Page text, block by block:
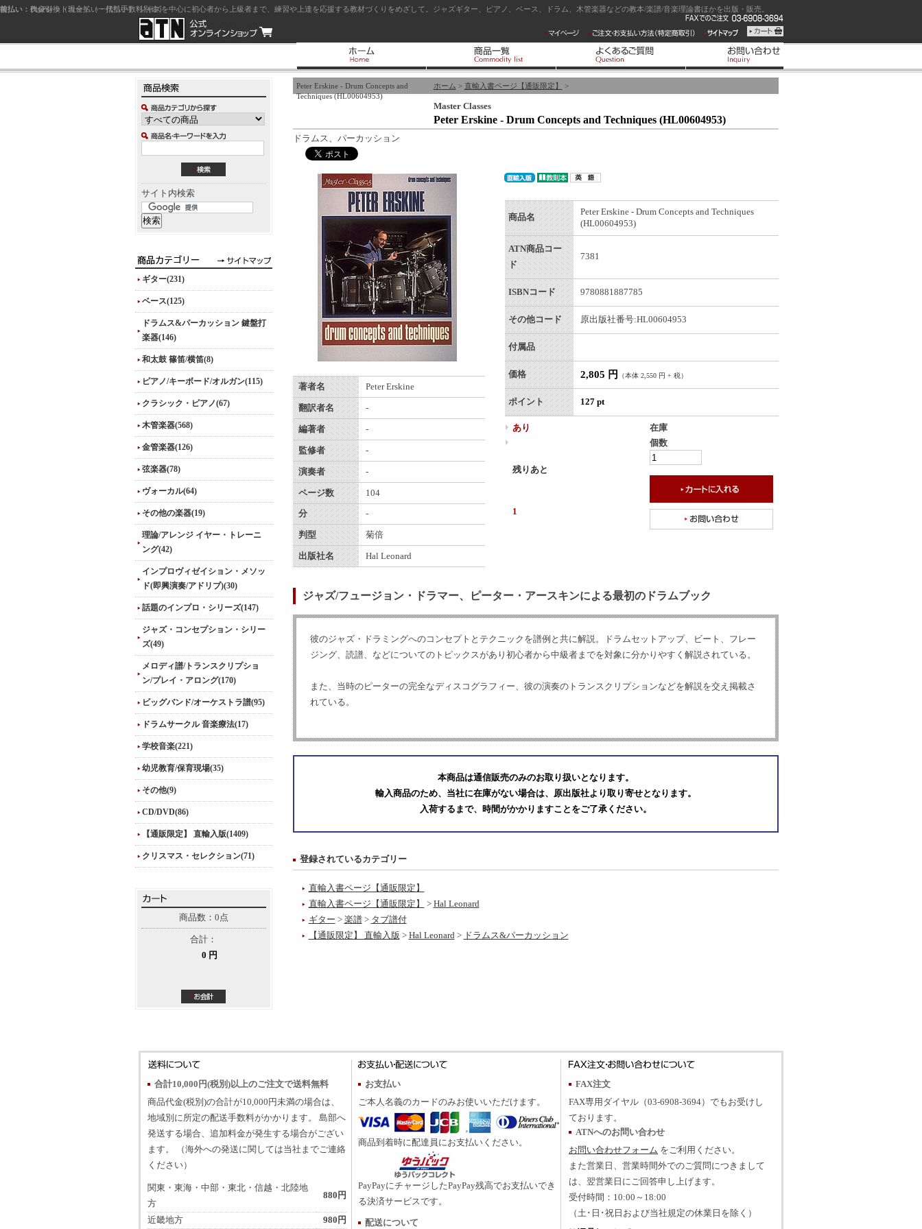
ジャズを中心に初心者から上級者まで、練習や上達を応援する教材づくりをめざして。ジャズギター、ピアノ、ベース、ドラム、木管楽器などの教本/楽譜/音楽理論書ほかを出版・販売。
サイト内検索
ギター(231)
ベース(125)
ドラムス&パーカッション 鍵盤打
楽器(146)
和太鼓 篠笛/横笛(8)
ピアノ/キーボード/オルガン(115)
クラシック・ピアノ(67)
木管楽器(568)
金管楽器(126)
弦楽器(78)
ヴォーカル(64)
その他の楽器(19)
理論/アレンジ イヤー・トレーニ
ング(42)
インプロヴィゼイション・メソッ
ド(即興演奏/アドリブ)(30)
話題のインプロ・シリーズ(147)
ジャズ・コンセプション・シリー
ズ(49)
メロディ譜/トランスクリプショ
ン/プレイ・アロング(170)
ビッグバンド/オーケストラ譜(95)
ドラムサークル 音楽療法(17)
学校音楽(221)
幼児教育/保育現場(35)
その他(9)
CD/DVD(86)
【通販限定】 直輸入版(1409)
クリスマス・セレクション(71)
商品数：0点
合計：
0 円
ホーム > 直輸入書ページ【通販限定】 >
Peter Erskine - Drum Concepts and
Techniques (HL00604953)
Master Classes
Peter Erskine - Drum Concepts and Techniques (HL00604953)
ドラムス、パーカッション
著者名 Peter Erskine
翻訳者名 -
編著者 -
監修者 -
演奏者 -
ページ数 104
分 -
判型 菊倍
出版社名 Hal Leonard
商品名
Peter Erskine - Drum Concepts and Techniques
(HL00604953)
ATN商品コー
ド
7381
ISBNコード 9780881887785
その他コード 原出版社番号:HL00604953
付属品
価格 2,805 円 （本体 2,550 円 + 税）
ポイント 127 pt
在庫
あり
残りあと
1
個数
ジャズ/フュージョン・ドラマー、ピーター・アースキンによる最初のドラムブック
彼のジャズ・ドラミングへのコンセプトとテクニックを譜例と共に解説。ドラムセットアップ、ビート、フレー
ジング、読譜、などについてのトピックスがあり初心者から中級者までを対象に分かりやすく解説されている。
また、当時のピーターの完全なディスコグラフィー、彼の演奏のトランスクリプションなどを解説を交え掲載さ
れている。
本商品は通信販売のみのお取り扱いとなります。
輸入商品のため、当社に在庫がない場合は、原出版社より取り寄せとなります。
入荷するまで、時間がかかりますことをご了承ください。
登録されているカテゴリー
直輸入書ページ【通販限定】
直輸入書ページ【通販限定】
> Hal Leonard
ギター > 楽譜> タブ譜付
【通販限定】 直輸入版 > Hal Leonard> ドラムス&パーカッション
合計10,000円(税別)以上のご注文で送料無料
商品代金(税別)の合計が10,000円未満の場合は、
地域別に所定の配送手数料がかかります。 島部へ
発送する場合、追加料金が発生する場合がござい
ます。 （海外への発送に関しては当社までご連絡
ください）
関東・東海・中部・東北・信越・北陸地
方
880円
近畿地方 980円
お支払い
前払い：クレジットカード（一括払い）
ご本人名義のカードのみお使いいただけます。
後払い：代金引換（現金払い・代引手数料別途）
商品到着時に配達員にお支払いください。
前払い：PayPay
PayPayにチャージしたPayPay残高でお支払いでき
る決済サービスです。
配送について
FAX注文
FAX専用ダイヤル（03-6908-3694）でもお受けし
ております。
ATNへのお問い合わせ
お問い合わせフォーム をご利用ください。
また営業日、営業時間外でのご質問につきまして
は、翌営業日にご回答申し上げます。
受付時間：10:00～18:00
（土･日･祝日および当社規定の休業日を除く）